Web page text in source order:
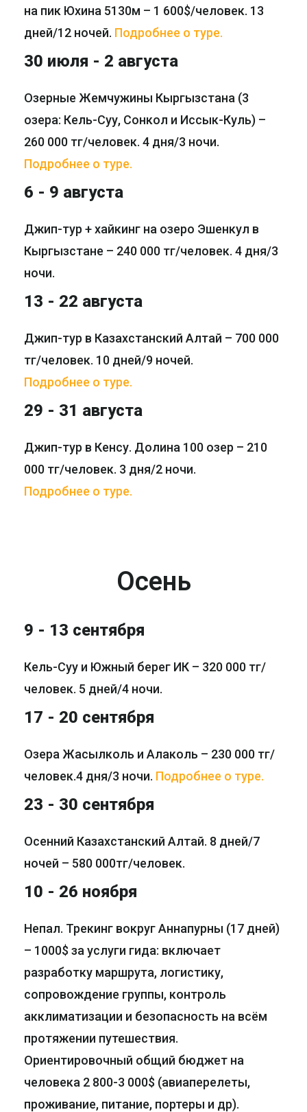
на пик Юхина 5130м – 1 600$/человек. 13
дней/12 ночей. Подробнее о туре.
30 июля - 2 августа
Озерные Жемчужины Кыргызстана (3
озера: Кель-Суу, Сонкол и Иссык-Куль) –
260 000 тг/человек. 4 дня/3 ночи.
Подробнее о туре.
6 - 9 августа
Джип-тур + хайкинг на озеро Эшенкул в
Кыргызстане – 240 000 тг/человек. 4 дня/3
ночи.
13 - 22 августа
Джип-тур в Казахстанский Алтай – 700 000
тг/человек. 10 дней/9 ночей.
Подробнее о туре.
29 - 31 августа
Джип-тур в Кенсу. Долина 100 озер – 210
000 тг/человек. 3 дня/2 ночи.
Подробнее о туре.
Осень
9 - 13 сентября
Кель-Суу и Южный берег ИК – 320 000 тг/
человек. 5 дней/4 ночи.
17 - 20 сентября
Озера Жасылколь и Алаколь – 230 000 тг/
человек.4 дня/3 ночи. Подробнее о туре.
23 - 30 сентября
Осенний Казахстанский Алтай. 8 дней/7
ночей – 580 000тг/человек.
10 - 26 ноября
Непал. Трекинг вокруг Аннапурны (17 дней)
– 1000$ за услуги гида: включает
разработку маршрута, логистику,
сопровождение группы, контроль
акклиматизации и безопасность на всём
протяжении путешествия.
Ориентировочный общий бюджет на
человека 2 800-3 000$ (авиаперелеты,
проживание, питание, портеры и др).